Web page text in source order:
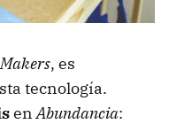
Makers, es
tecnología.
enAbundancia: